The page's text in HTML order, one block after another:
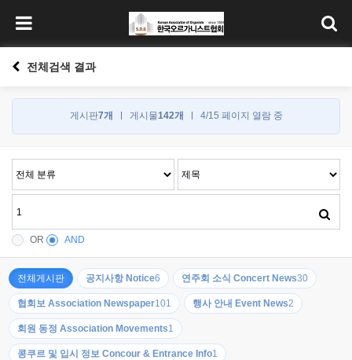
전체검색 결과
게시판7개 게시물142개 4/15 페이지 열람 중
OR AND
전체게시판 공지사항 Notice6 연주회 소식 Concert News30
협회보 Association Newspaper101 행사 안내 Event News2
회원 동정 Association Movements1
콩쿠르 및 입시 정보 Concour & Entrance Info1